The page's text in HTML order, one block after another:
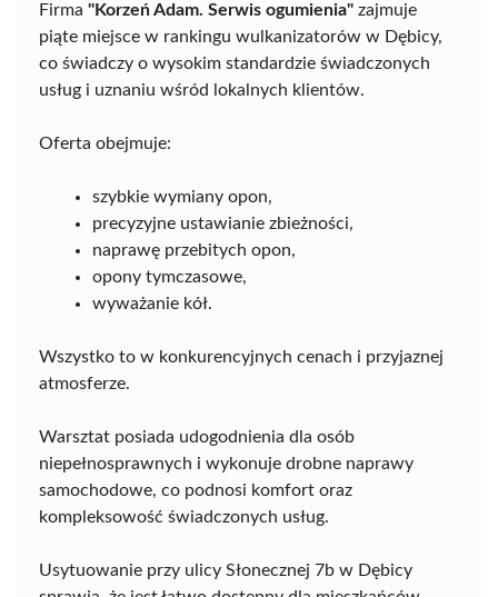
Firma "Korzeń Adam. Serwis ogumienia" zajmuje
piąte miejsce w rankingu wulkanizatorów w Dębicy,
co świadczy o wysokim standardzie świadczonych
usług i uznaniu wśród lokalnych klientów.
Oferta obejmuje:
szybkie wymiany opon,
precyzyjne ustawianie zbieżności,
naprawę przebitych opon,
opony tymczasowe,
wyważanie kół.
Wszystko to w konkurencyjnych cenach i przyjaznej
atmosferze.
Warsztat posiada udogodnienia dla osób
niepełnosprawnych i wykonuje drobne naprawy
samochodowe, co podnosi komfort oraz
kompleksowość świadczonych usług.
Usytuowanie przy ulicy Słonecznej 7b w Dębicy